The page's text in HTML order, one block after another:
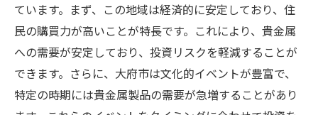
ています。まず、この地域は経済的に安定しており、住
民の購買力が高いことが特長です。これにより、貴金属
への需要が安定しており、投資リスクを軽減することが
できます。さらに、大府市は文化的イベントが豊富で、
特定の時期には貴金属製品の需要が急増することがあり